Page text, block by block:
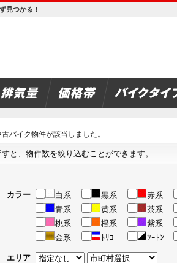
見つかる！
バイク物件が該当しました。
と、物件数を絞り込むことができます。
カラー 白系 黒系 赤系
青系
黄系 茶系
桃系
橙系 紫系
金系
ﾄﾘｺ ﾂｰﾄﾝ
エリア